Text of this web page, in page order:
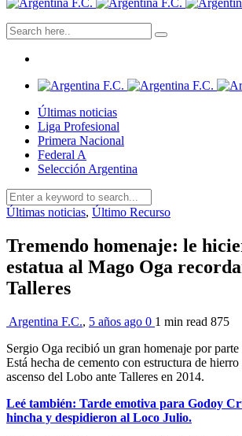
Últimas noticias
Liga Profesional
Primera Nacional
Federal A
Selección Argentina
Últimas noticias, Último Recurso
Tremendo homenaje: le
estatua al Mago Oga
Talleres
Argentina F.C., 5 años ago 0 1 min read 875
Sergio Oga recibió un gran homenaje por
Está hecha de cemento con estructura de
ascenso del Lobo ante Talleres en 2014.
Leé también: Tarde emotiva para Godoy
hincha y despidieron al Loco Julio.